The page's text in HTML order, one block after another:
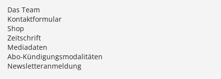
Das Team
Kontaktformular
Shop
Zeitschrift
Mediadaten
Abo-Kündigungsmodalitäten
Newsletteranmeldung